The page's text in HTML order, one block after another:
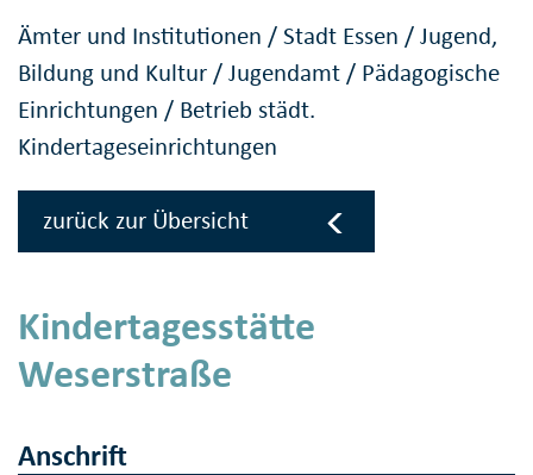
Ämter und Institutionen /Stadt Essen /Jugend,
Bildung und Kultur /Jugendamt / Pädagogische
Einrichtungen / Betrieb städt.
Kindertageseinrichtungen
zurück zur Übersicht
Kindertagesstätte
Weserstraße
Anschrift